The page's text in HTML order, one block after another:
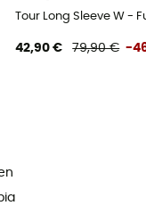
-
Tour Long Sleeve W -
42,90 € 79,90 € -